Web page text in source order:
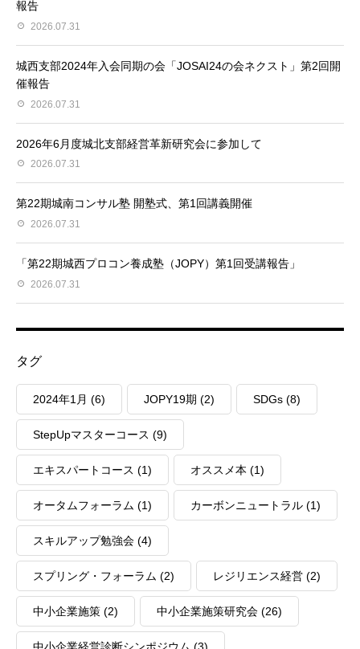
報告
2026.07.31
城西支部2024年入会同期の会「JOSAI24の会ネクスト」第2回開
催報告
2026.07.31
2026年6月度城北支部経営革新研究会に参加して
2026.07.31
第22期城南コンサル塾 開塾式、第1回講義開催
2026.07.31
「第22期城西プロコン養成塾（JOPY）第1回受講報告」
2026.07.31
タグ
2024年1月 (6) JOPY19期 (2) SDGs (8)
StepUpマスターコース (9)
エキスパートコース (1) オススメ本 (1)
オータムフォーラム (1) カーボンニュートラル (1)
スキルアップ勉強会 (4)
スプリング・フォーラム (2) レジリエンス経営 (2)
中小企業施策 (2) 中小企業施策研究会 (26)